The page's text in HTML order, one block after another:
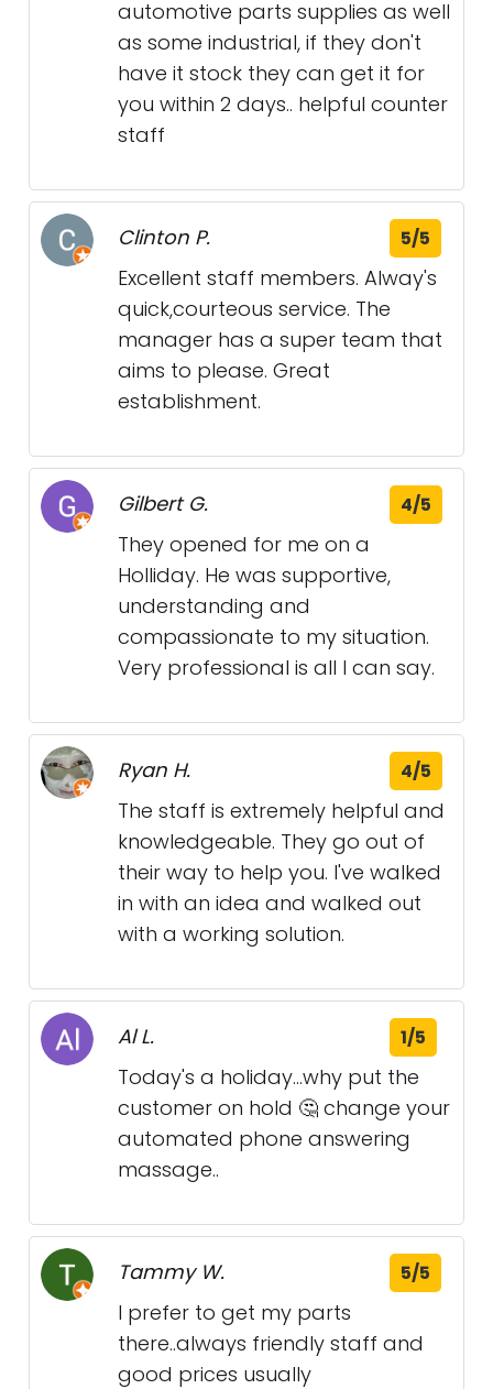
automotive parts supplies as well
as some industrial, if they don't
have it stock they can get it for
you within 2 days.. helpful counter
staff
Clinton P. 5/5
Excellent staff members. Alway's
quick,courteous service. The
manager has a super team that
aims to please. Great
establishment.
Gilbert G. 4/5
They opened for me on a
Holliday. He was supportive,
understanding and
compassionate to my situation.
Very professional is all I can say.
Ryan H. 4/5
The staff is extremely helpful and
knowledgeable. They go out of
their way to help you. I've walked
in with an idea and walked out
with a working solution.
Al L. 1/5
Today's a holiday...why put the
customer on hold 🤔 change your
automated phone answering
massage..
Tammy W. 5/5
I prefer to get my parts
there..always friendly staff and
good prices usually